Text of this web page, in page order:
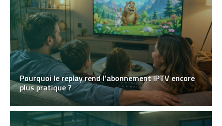
Pourquoi le replay rend l’abonnement IPTV encore
plus pratique ?